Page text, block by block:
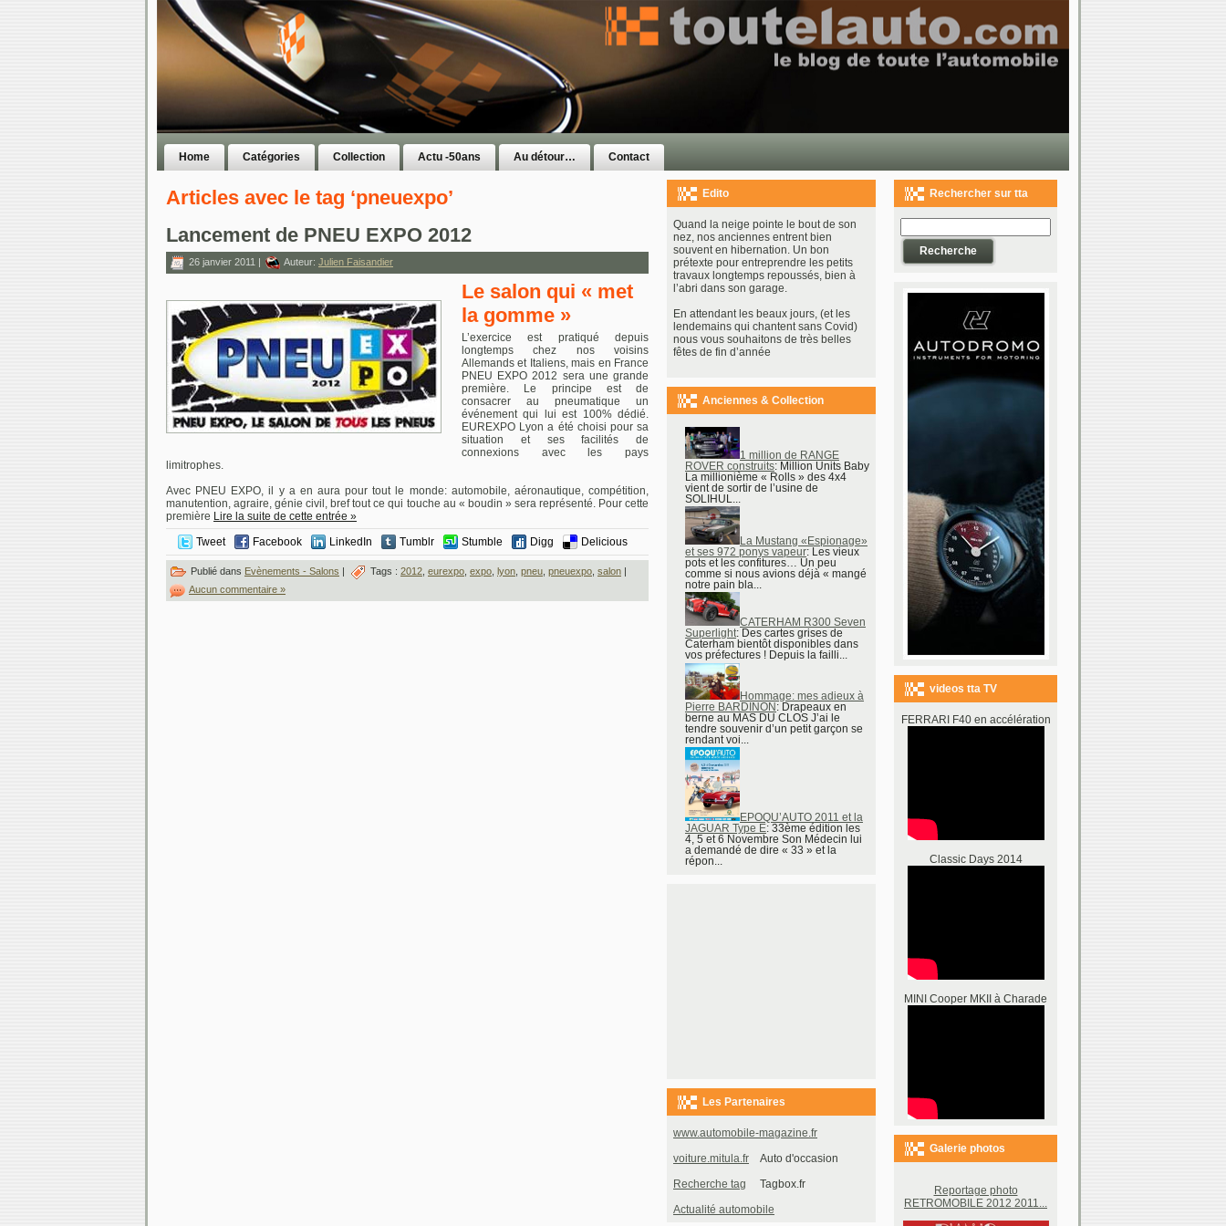
Home Catégories Collection Actu -50ans Au détour… Contact
Articles avec le tag ‘pneuexpo’
Lancement de PNEU EXPO 2012
26 janvier 2011 | Auteur: Julien Faisandier
Le salon qui « met
la gomme »
L’exercice est pratiqué depuis
longtemps chez nos voisins
Allemands et Italiens, mais en France
PNEU EXPO 2012 sera une grande
première. Le principe est de
consacrer au pneumatique un
événement qui lui est 100% dédié.
EUREXPO Lyon a été choisi pour sa
situation et ses facilités de
connexions avec les pays
limitrophes.
Avec PNEU EXPO, il y a en aura pour tout le monde: automobile, aéronautique, compétition,
manutention, agraire, génie civil, bref tout ce qui touche au « boudin » sera représenté. Pour cette
première Lire la suite de cette entrée »
Tweet
Facebook LinkedIn Tumblr Stumble Digg Delicious
Publié dans Evènements - Salons | Tags : 2012 eurexpo expo lyon pneu pneuexpo salon |
Aucun commentaire »
Edito
Quand la neige pointe le bout de son
nez, nos anciennes entrent bien
souvent en hibernation. Un bon
prétexte pour entreprendre les petits
travaux longtemps repoussés, bien à
l’abri dans son garage.
En attendant les beaux jours, (et les
lendemains qui chantent sans Covid)
nous vous souhaitons de très belles
fêtes de fin d’année
Anciennes & Collection
1 million de RANGE
ROVER construits: Million Units Baby
La millionième « Rolls » des 4x4
vient de sortir de l’usine de
SOLIHUL...
La Mustang «Espionage»
et ses 972 ponys vapeur: Les vieux
pots et les confitures… Un peu
comme si nous avions déjà « mangé
notre pain bla...
CATERHAM R300 Seven
Superlight: Des cartes grises de
Caterham bientôt disponibles dans
vos préfectures ! Depuis la failli...
Hommage: mes adieux à
Pierre BARDINON : Drapeaux en
berne au MAS DU CLOS J’ai le
tendre souvenir d’un petit garçon se
rendant voi...
EPOQU’AUTO 2011 et la
JAGUAR Type E: 33ème édition les
4, 5 et 6 Novembre Son Médecin lui
a demandé de dire « 33 » et la
répon...
Les Partenaires
www.automobile-magazine.fr
voiture.mitula.fr Auto d'occasion
Recherche tag Tagbox.fr
Actualité automobile
Rechercher sur tta
videos tta TV
FERRARI F40 en accélération
Classic Days 2014
MINI Cooper MKII à Charade
Galerie photos
Reportage photo
RETROMOBILE 2012 2011...